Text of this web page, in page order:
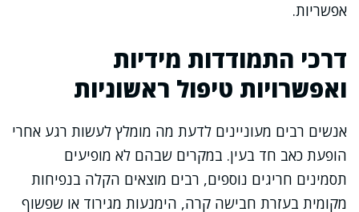
אפשריות.
דרכי התמודדות מידיות
ואפשרויות טיפול ראשוניות
אנשים רבים מעוניינים לדעת מה מומלץ לעשות רגע אחרי
הופעת כאב חד בעין. במקרים שבהם לא מופיעים
תסמינים חריגים נוספים, רבים מוצאים הקלה בנפיחות
מקומית בעזרת חבישה קרה, הימנעות מגירוד או שפשוף